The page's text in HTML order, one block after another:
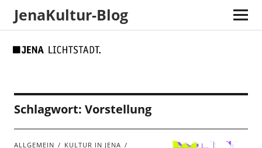
map
JenaKultur-Blog
Schlagwort: Vorstellung
ALLGEMEIN
KULTUR IN JENA